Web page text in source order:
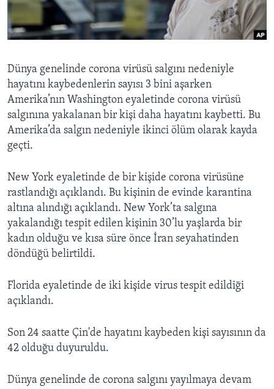
HAYATTAN
SANAT
BIZI TAKIP EDIN
Diller
Dünya genelinde corona virüsü salgını nedeniyle
hayatını kaybedenlerin sayısı 3 bini aşarken
Amerika’nın Washington eyaletinde corona virüsü
salgınına yakalanan bir kişi daha hayatını kaybetti. Bu
Amerika’da salgın nedeniyle ikinci ölüm olarak kayda
geçti.
New York eyaletinde de bir kişide corona virüsüne
rastlandığı açıklandı. Bu kişinin de evinde karantina
altına alındığı açıklandı. New York’ta salgına
yakalandığı tespit edilen kişinin 30’lu yaşlarda bir
kadın olduğu ve kısa süre önce İran seyahatinden
döndüğü belirtildi.
Florida eyaletinde de iki kişide virus tespit edildiği
açıklandı.
Son 24 saatte Çin'de hayatını kaybeden kişi sayısının da
42 olduğu duyuruldu.
Dünya genelinde de corona salgını yayılmaya devam